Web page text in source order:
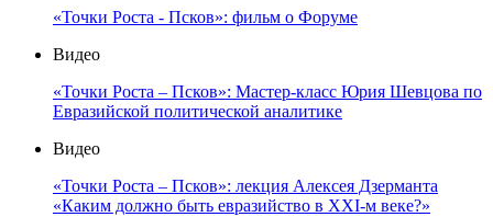
«Точки Роста - Псков»: фильм о Форуме
Видео
«Точки Роста – Псков»: Мастер-класс Юрия Шевцова по
Евразийской политической аналитике
Видео
«Точки Роста – Псков»: лекция Алексея Дзерманта
«Каким должно быть евразийство в XXI-м веке?»